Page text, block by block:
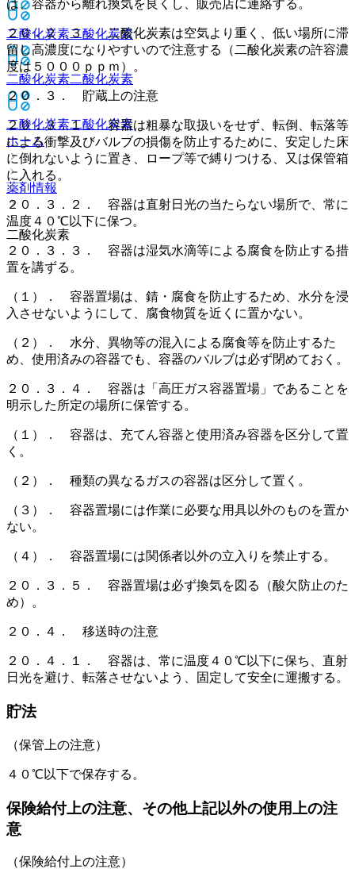
二酸化炭素二酸化炭素
二酸化炭素二酸化炭素
二酸化炭素二酸化炭素
ホーム
薬剤情報
二酸化炭素
は、容器から離れ換気を良くし、販売店に連絡する。
２０．２．３． 二酸化炭素は空気より重く、低い場所に滞
留し高濃度になりやすいので注意する（二酸化炭素の許容濃
度は５０００ｐｐｍ）。
２０．３． 貯蔵上の注意
２０．３．１． 容器は粗暴な取扱いをせず、転倒、転落等
による衝撃及びバルブの損傷を防止するために、安定した床
に倒れないように置き、ロープ等で縛りつける、又は保管箱
に入れる。
２０．３．２． 容器は直射日光の当たらない場所で、常に
温度４０℃以下に保つ。
２０．３．３． 容器は湿気水滴等による腐食を防止する措
置を講ずる。
（１）． 容器置場は、錆・腐食を防止するため、水分を浸
入させないようにして、腐食物質を近くに置かない。
（２）． 水分、異物等の混入による腐食等を防止するた
め、使用済みの容器でも、容器のバルブは必ず閉めておく。
２０．３．４． 容器は「高圧ガス容器置場」であることを
明示した所定の場所に保管する。
（１）． 容器は、充てん容器と使用済み容器を区分して置
く。
（２）． 種類の異なるガスの容器は区分して置く。
（３）． 容器置場には作業に必要な用具以外のものを置か
ない。
（４）． 容器置場には関係者以外の立入りを禁止する。
２０．３．５． 容器置場は必ず換気を図る（酸欠防止のた
め）。
２０．４． 移送時の注意
２０．４．１． 容器は、常に温度４０℃以下に保ち、直射
日光を避け、転落させないよう、固定して安全に運搬する。
貯法
（保管上の注意）
４０℃以下で保存する。
保険給付上の注意、その他上記以外の使用上の注
意
（保険給付上の注意）